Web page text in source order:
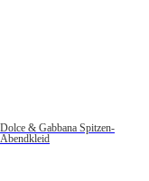
Dolce & Gabbana Spitzen-
Abendkleid